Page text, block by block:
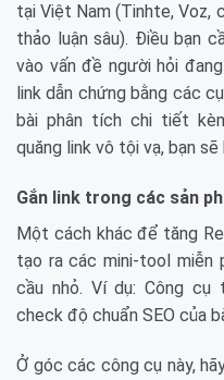
tại Việt Nam (Tinhte, Voz,
thảo luận sâu). Điều bạn
vào vấn đề người hỏi
link dẫn chứng bằng các
bài phân tích chi tiết
quăng link vô tội vạ, bạn
Gắn link trong các sản
Một cách khác để tăng
tạo ra các mini-tool
cầu nhỏ. Ví dụ: Công cụ
check độ chuẩn SEO của
Ở góc các công cụ này,